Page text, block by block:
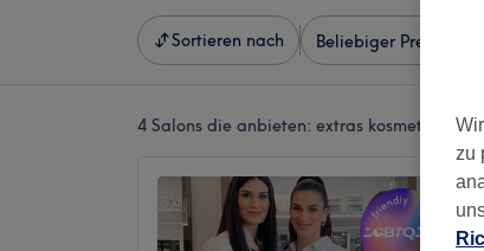
Sortieren nach Beliebiger Preis
4 Salons die anbieten: extras kosmetik in
4,7
zu